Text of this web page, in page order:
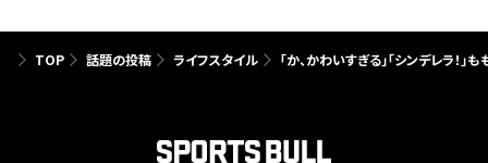
TOP 話題の投稿 ライフスタイル 「か、かわいすぎる」「シンデレラ！